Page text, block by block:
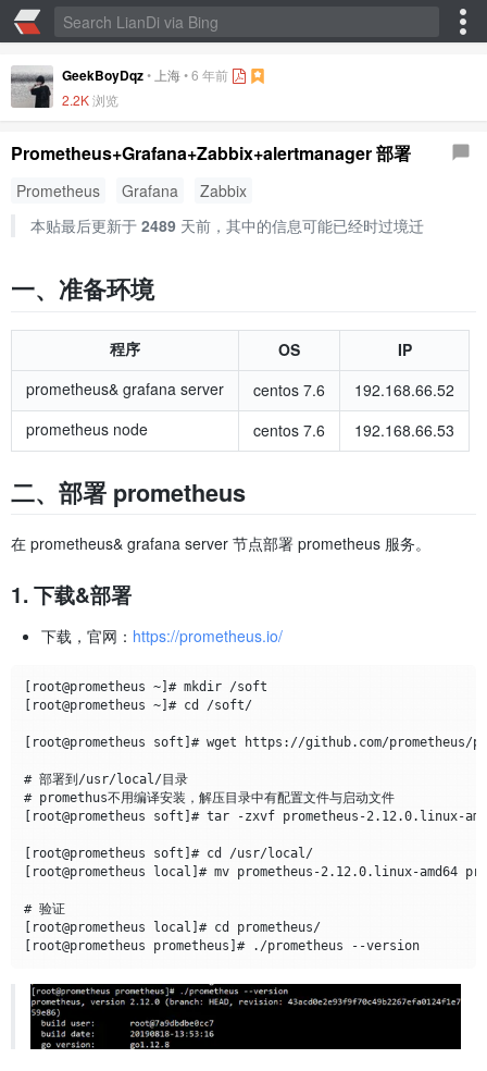
GeekBoyDqz• 上海•6 年前
2.2K浏览
Prometheus+Grafana+Zabbix+alertmanager 部署
Prometheus Grafana
Zabbix
本贴最后更新于 2489天前，其中的信息可能已经时过境迁
一、准备环境
程序 OS
IP
prometheus& grafana server
centos 7.6
192.168.66.52
prometheus node
centos 7.6 192.168.66.53
二、部署 prometheus
在 prometheus& grafana server 节点部署 prometheus 服务。
1. 下载&部署
下载，官网： https://prometheus.io/
[root@prometheus ~]# mkdir /soft
[root@prometheus ~]# cd /soft/
[root@prometheus soft]# wget https://github.com/prometheus/
# 部署到/usr/local/目录
# promethus不用编译安装，解压目录中有配置文件与启动文件
[root@prometheus soft]# tar -zxvf prometheus-2.12.0.linux-
[root@prometheus soft]# cd /usr/local/
[root@prometheus local]# mv prometheus-2.12.0.linux-amd64
# 验证
[root@prometheus local]# cd prometheus/
[root@prometheus prometheus]# ./prometheus --version